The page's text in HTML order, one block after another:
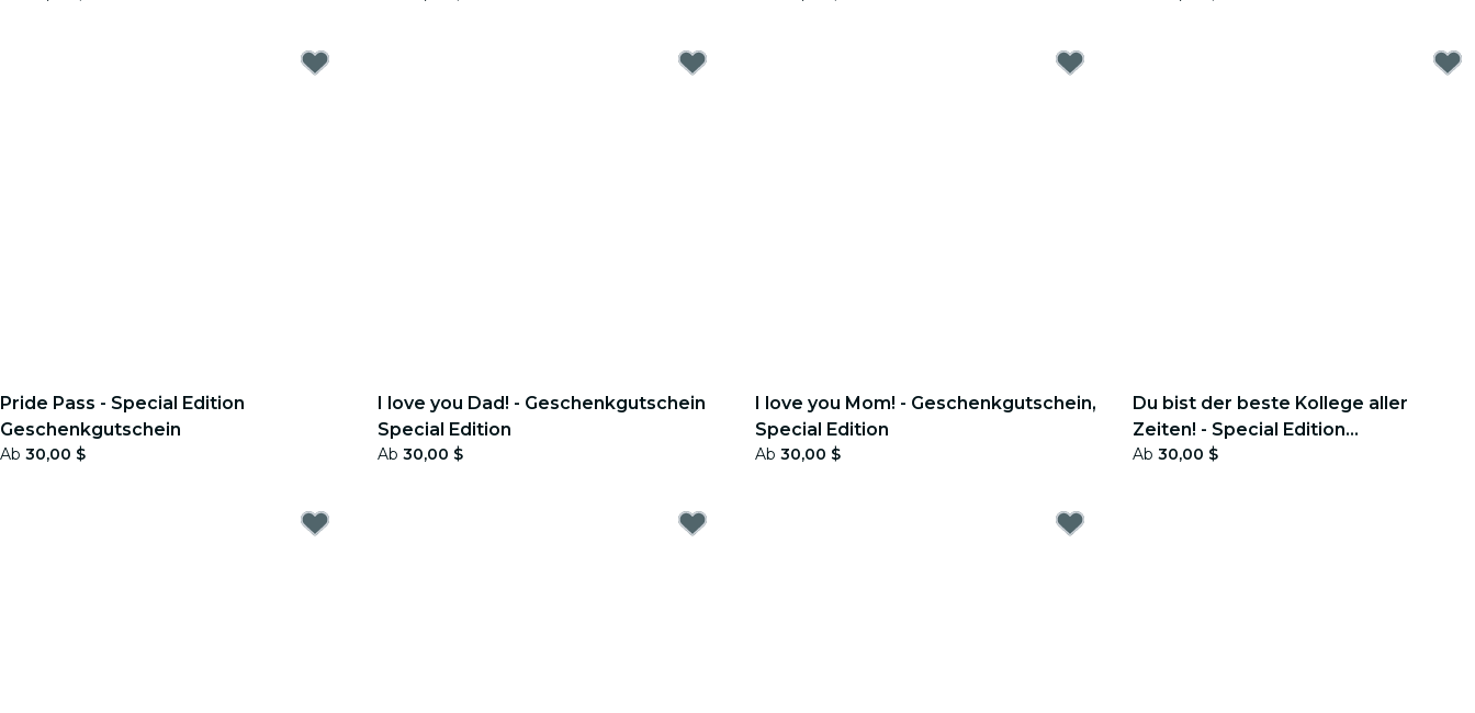
Pride Pass - Special Edition
Geschenkgutschein
Ab 30,00 $
I love you Dad! - Geschenkgutschein
Special Edition
Ab 30,00 $
I love you Mom! - Geschenkgutschein,
Special Edition
Ab 30,00 $
Du bist der beste Kollege aller
Zeiten! - Special Edition
Geschenkgutschein
Ab 30,00 $